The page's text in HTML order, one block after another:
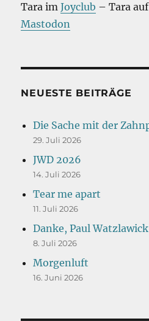
Tara imJoyclub – Tara
Mastodon
NEUESTE BEITRÄGE
Die Sache mit der
29. Juli 2026
JWD 2026
14. Juli 2026
Tear me apart
11. Juli 2026
Danke, Paul Watzlawick
8. Juli 2026
Morgenluft
16. Juni 2026